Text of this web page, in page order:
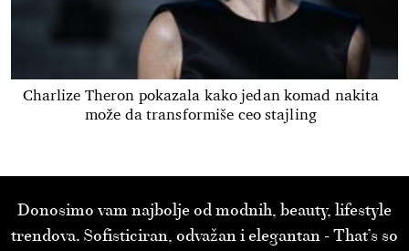
Charlize Theron pokazala kako jedan komad nakita
može da transformiše ceo stajling
Donosimo vam najbolje od modnih, beauty, lifestyle
trendova. Sofisticiran, odvažan i elegantan - That’s so